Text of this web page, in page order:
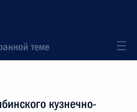
теме
кузнечно-